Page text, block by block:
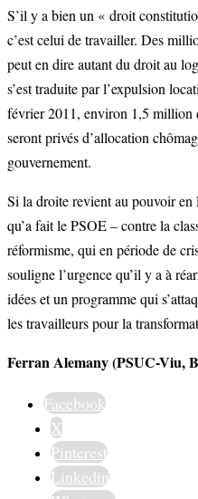
S’il y a bien un « droit
c’est celui de travailler. Des
peut en dire autant du droit au
s’est traduite par l’expulsion
février 2011, environ 1,5 million
seront privés d’allocation
gouvernement.
Si la droite revient au pouvoir en
qu’a fait le PSOE – contre la
réformisme, qui en période de
souligne l’urgence qu’il y a à
idées et un programme qui
les travailleurs pour la
Ferran Alemany (PSUC-Viu,
Facebook
X
Pinterest
Linkedin